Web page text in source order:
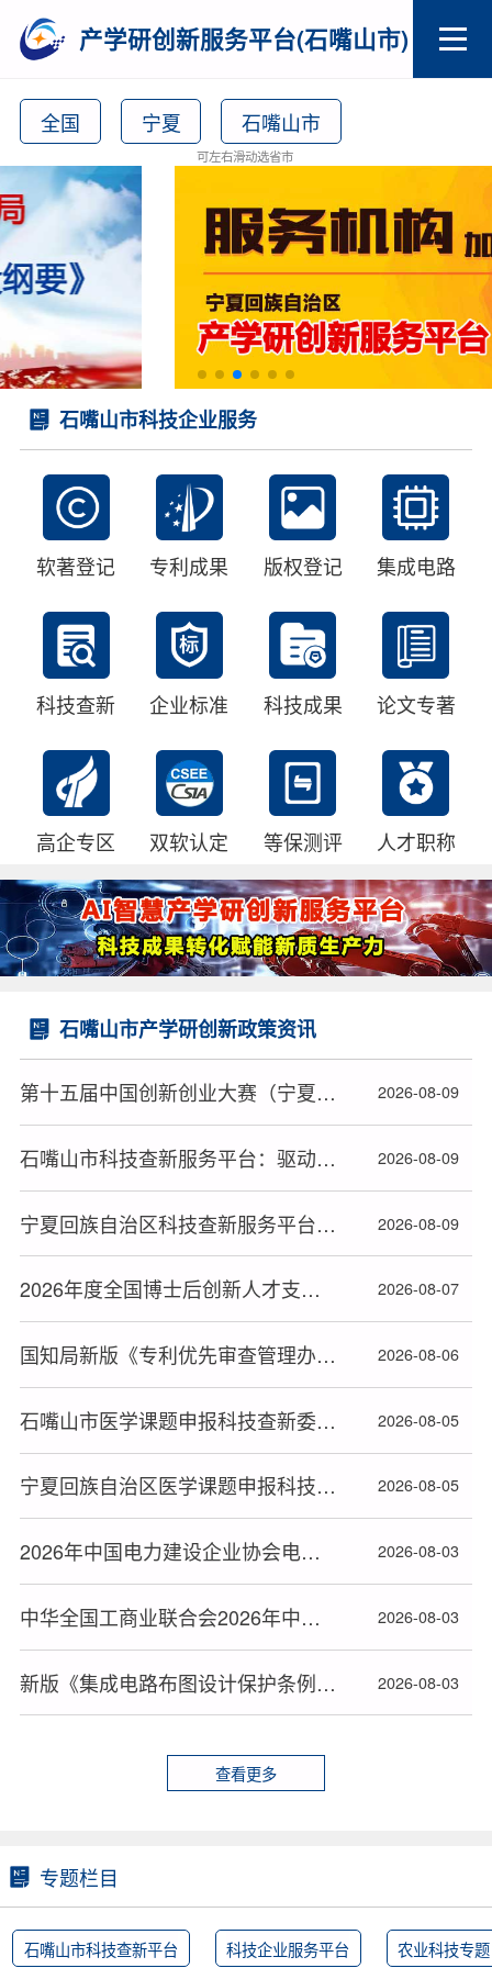
产学研创新服务平台(石嘴山市)
全国 宁夏 石嘴山市
可左右滑动选省市
石嘴山市科技企业服务
软著登记 专利成果 版权登记 集成电路
科技查新 企业标准 科技成果 论文专著
高企专区 双软认定 等保测评 人才职称
石嘴山市产学研创新政策资讯
第十五届中国创新创业大赛（宁夏赛区）暨第十一届宁夏创新创业大赛晋级复赛企业名单公布 2026-08-09
石嘴山市科技查新服务平台：驱动石嘴山市科技创新价值跃升 2026-08-09
宁夏回族自治区科技查新服务平台：驱动宁夏回族自治区科技创新价值跃升 2026-08-09
2026年度全国博士后创新人才支持计划获选人员名单公布 2026-08-07
国知局新版《专利优先审查管理办法》2026年9月1日起施行 2026-08-06
石嘴山市医学课题申报科技查新委托书填写规范 2026-08-05
宁夏回族自治区医学课题申报科技查新委托书填写规范 2026-08-05
2026年中国电力建设企业协会电力建设科研项目立项名单公布 2026-08-03
中华全国工商业联合会2026年中华技能大奖和全国技术能手推荐人选名单公布 2026-08-03
新版《集成电路布图设计保护条例》2026年10月15日起施行 2026-08-03
查看更多
专题栏目
石嘴山市科技查新平台 科技企业服务平台 农业科技专题